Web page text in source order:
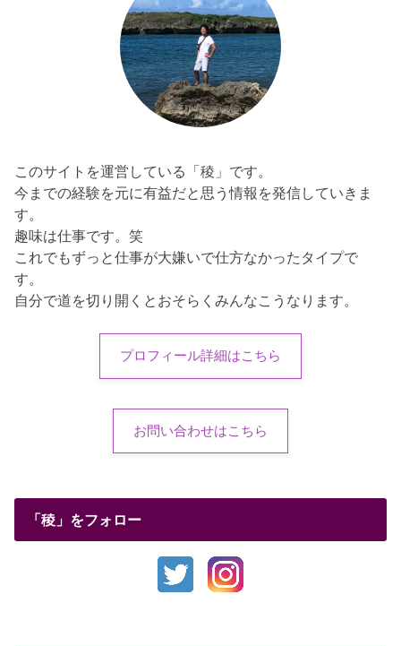
このサイトを運営している「稜」です。
今までの経験を元に有益だと思う情報を発信していきま
す。
趣味は仕事です。笑
これでもずっと仕事が大嫌いで仕方なかったタイプで
す。
自分で道を切り開くとおそらくみんなこうなります。
プロフィール詳細はこちら
お問い合わせはこちら
「稜」をフォロー